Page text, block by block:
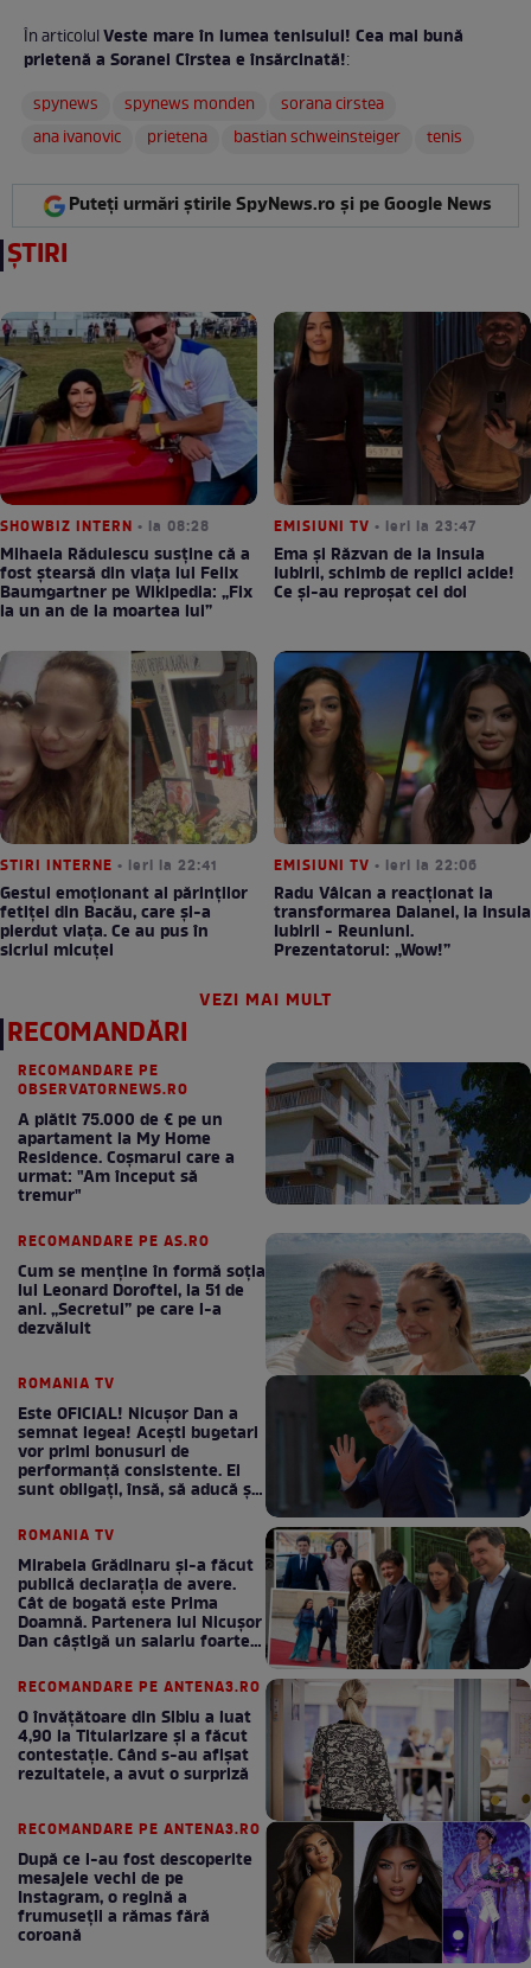
În articolulVeste mare în lumea tenisului! Cea mai bună
prietenă a Soranei Cîrstea e însărcinată!:
spynews
spynews monden
sorana cirstea
ana ivanovic
prietena bastian schweinsteiger tenis
Puteți urmări știrile SpyNews.ro și pe Google News
ȘTIRI
SHOWBIZ INTERN • la 08:28
Mihaela Rădulescu susține că a
fost ștearsă din viața lui Felix
Baumgartner pe Wikipedia: „Fix
la un an de la moartea lui”
EMISIUNI TV • ieri la 23:47
Ema și Răzvan de la Insula
Iubirii, schimb de replici acide!
Ce și-au reproșat cei doi
STIRI INTERNE • ieri la 22:41
Gestul emoționant al părinților
fetiței din Bacău, care și-a
pierdut viața. Ce au pus în
sicriul micuței
EMISIUNI TV • ieri la 22:06
Radu Vâlcan a reacționat la
transformarea Daianei, la Insula
Iubirii - Reuniuni.
Prezentatorul: „Wow!”
VEZI MAI MULT
RECOMANDĂRI
RECOMANDARE PE
OBSERVATORNEWS.RO
A plătit 75.000 de € pe un
apartament la My Home
Residence. Coşmarul care a
urmat: "Am început să
tremur"
RECOMANDARE PE AS.RO
Cum se menţine în formă soţia
lui Leonard Doroftei, la 51 de
ani. „Secretul” pe care l-a
dezvăluit
ROMANIA TV
Este OFICIAL! Nicușor Dan a
semnat legea! Acești bugetari
vor primi bonusuri de
performanță consistente. Ei
sunt obligați, însă, să aducă și
bani la bugetul de stat
ROMANIA TV
Mirabela Grădinaru și-a făcut
publică declarația de avere.
Cât de bogată este Prima
Doamnă. Partenera lui Nicușor
Dan câștigă un salariu foarte
bun în fiecare lună!
RECOMANDARE PE ANTENA3.RO
O învățătoare din Sibiu a luat
4,90 la Titularizare și a făcut
contestație. Când s-au afișat
rezultatele, a avut o surpriză
RECOMANDARE PE ANTENA3.RO
După ce i-au fost descoperite
mesajele vechi de pe
Instagram, o regină a
frumuseții a rămas fără
coroană